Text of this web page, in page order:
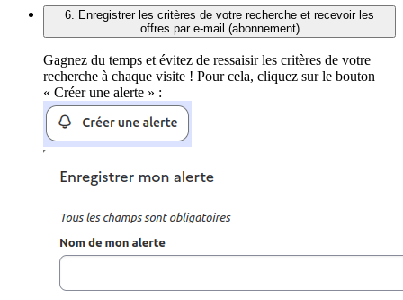
6. Enregistrer les critères de votre recherche et recevoir les
offres par e-mail (abonnement)
Gagnez du temps et évitez de ressaisir les critères de votre
recherche à chaque visite ! Pour cela, cliquez sur le bouton
« Créer une alerte » :